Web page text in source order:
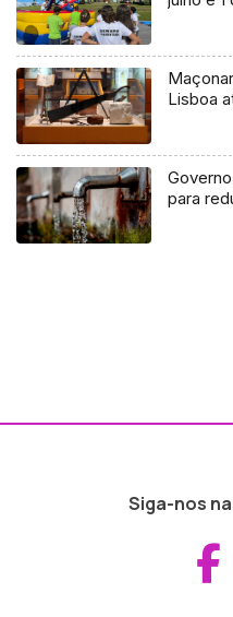
Lisboa
para
Siga-nos